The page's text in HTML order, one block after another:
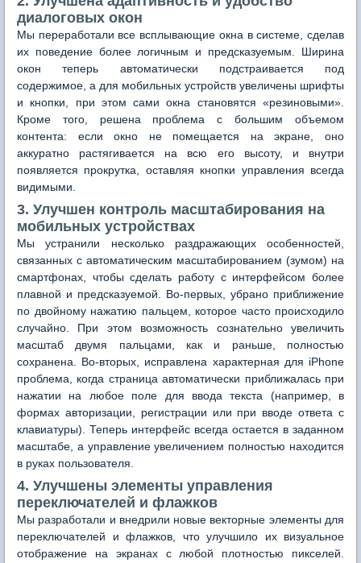
диалоговых окон
Мы переработали все всплывающие окна в системе, сделав
их поведение более логичным и предсказуемым. Ширина
окон теперь автоматически подстраивается под
содержимое, а для мобильных устройств увеличены шрифты
и кнопки, при этом сами окна становятся «резиновыми».
Кроме того, решена проблема с большим объемом
контента: если окно не помещается на экране, оно
аккуратно растягивается на всю его высоту, и внутри
появляется прокрутка, оставляя кнопки управления всегда
видимыми.
3. Улучшен контроль масштабирования на
мобильных устройствах
Мы устранили несколько раздражающих особенностей,
связанных с автоматическим масштабированием (зумом) на
смартфонах, чтобы сделать работу с интерфейсом более
плавной и предсказуемой. Во-первых, убрано приближение
по двойному нажатию пальцем, которое часто происходило
случайно. При этом возможность сознательно увеличить
масштаб двумя пальцами, как и раньше, полностью
сохранена. Во-вторых, исправлена характерная для iPhone
проблема, когда страница автоматически приближалась при
нажатии на любое поле для ввода текста (например, в
формах авторизации, регистрации или при вводе ответа с
клавиатуры). Теперь интерфейс всегда остается в заданном
масштабе, а управление увеличением полностью находится
в руках пользователя.
4. Улучшены элементы управления
переключателей и флажков
Мы разработали и внедрили новые векторные элементы для
переключателей и флажков, что улучшило их визуальное
отображение на экранах с любой плотностью пикселей.